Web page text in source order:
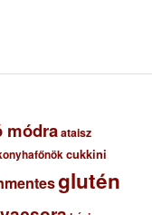
módraataisz
cukkini
glutén